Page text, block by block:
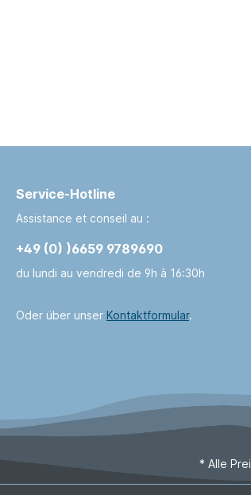
Service-Hotline
Assistance et conseil au :
+49 (0) )6659 9789690
du lundi au vendredi de 9h à 16:30h
Oder über unser Kontaktformular.
* Alle